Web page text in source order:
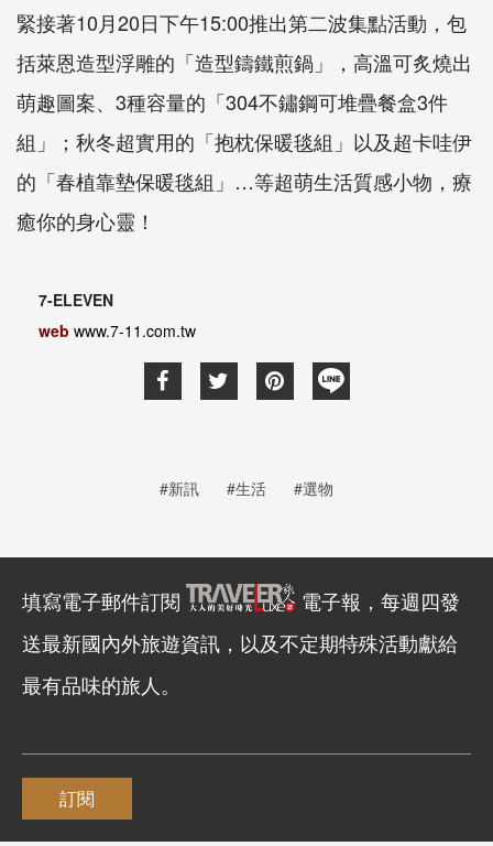
緊接著10月20日下午15:00推出第二波集點活動，包
括萊恩造型浮雕的「造型鑄鐵煎鍋」，高溫可炙燒出
萌趣圖案、3種容量的「304不鏽鋼可堆疊餐盒3件
組」；秋冬超實用的「抱枕保暖毯組」以及超卡哇伊
的「春植靠墊保暖毯組」…等超萌生活質感小物，療
癒你的身心靈！
7-ELEVEN
web www.7-11.com.tw
#新訊 #生活 #選物
填寫電子郵件訂閱
電子報，每週四發
送最新國內外旅遊資訊，以及不定期特殊活動獻給
最有品味的旅人。
訂閱